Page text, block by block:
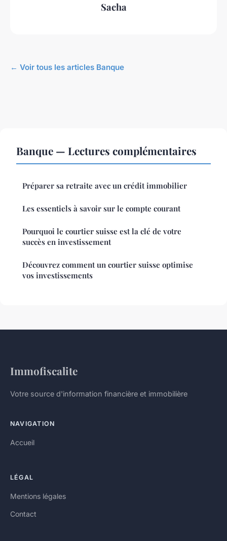
Sacha
← Voir tous les articles Banque
Banque — Lectures complémentaires
Préparer sa retraite avec un crédit immobilier
Les essentiels à savoir sur le compte courant
Pourquoi le courtier suisse est la clé de votre
succès en investissement
Découvrez comment un courtier suisse optimise
vos investissements
Immofiscalite
Votre source d'information financière et immobilière
NAVIGATION
Accueil
LÉGAL
Mentions légales
Contact